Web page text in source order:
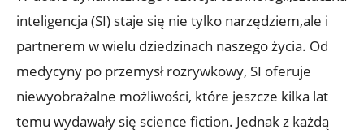
inteligencja (SI) ⁣staje się nie tylko narzędziem,ale i
partnerem w wielu dziedzinach naszego życia. Od
medycyny po przemysł rozrywkowy, SI oferuje
niewyobrażalne ‌możliwości, które jeszcze kilka lat
temu wydawały⁢ się science fiction. Jednak z każdą